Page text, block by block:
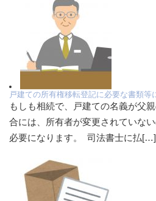
戸建ての所有権移転登記に必要な書類等
もしも相続で、戸建ての名義が父
合には、所有者が変更されていな
必要になります。 司法書士に払[…]